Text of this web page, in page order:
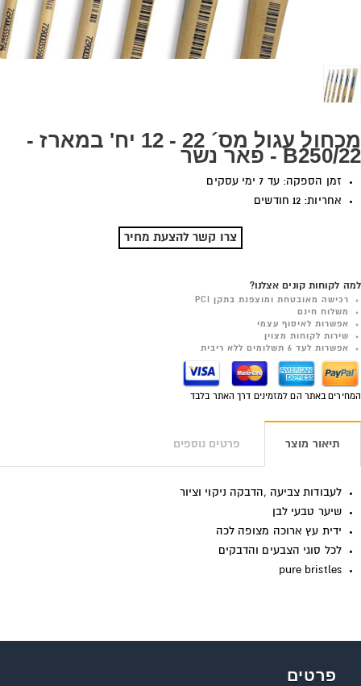
מכחול עגול מס´ 22 - 12 יח' במארז -
B250/22 - פאר נשר
זמן הספקה: עד 7 ימי עסקים
אחריות: 12 חודשים
צרו קשר להצעת מחיר
למה לקוחות קונים אצלנו?
רכישה מאובטחת ומוצפנת בתקן PCI
משלוח חינם
אפשרות לאיסוף עצמי
שירות לקוחות מצוין
אפשרות לעד 6 תשלומים ללא ריבית
המחירים באתר הם למזמינים דרך האתר בלבד
תיאור מוצר פרטים נוספים
לעבודות צביעה ,הדבקה ניקוי וציור
שיער טבעי לבן
ידית עץ ארוכה מצופה לכה
לכל סוגי הצבעים והדבקים
pure bristles
פרטים